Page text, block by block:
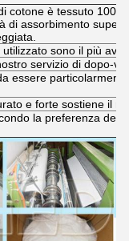
cotone è tessuto
di assorbimento
sono il più
servizio di dopo-
essere
e forte sostiene il
la preferenza dei